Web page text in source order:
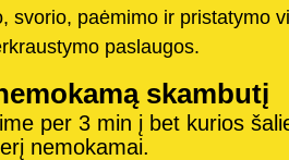
svorio, paėmimo ir pristatymo
paslaugos.
skambutį
per 3 min į bet kurios
nemokamai.